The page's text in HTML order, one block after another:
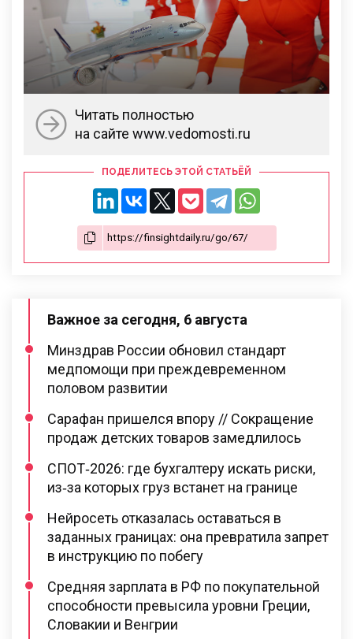
Читать полностью
на сайте www.vedomosti.ru
ПОДЕЛИТЕСЬ ЭТОЙ СТАТЬЁЙ
Важное за сегодня, 6 августа
Минздрав России обновил стандарт
медпомощи при преждевременном
половом развитии
Сарафан пришелся впору // Сокращение
продаж детских товаров замедлилось
СПОТ‑2026: где бухгалтеру искать риски,
из‑за которых груз встанет на границе
Нейросеть отказалась оставаться в
заданных границах: она превратила запрет
в инструкцию по побегу
Средняя зарплата в РФ по покупательной
способности превысила уровни Греции,
Словакии и Венгрии